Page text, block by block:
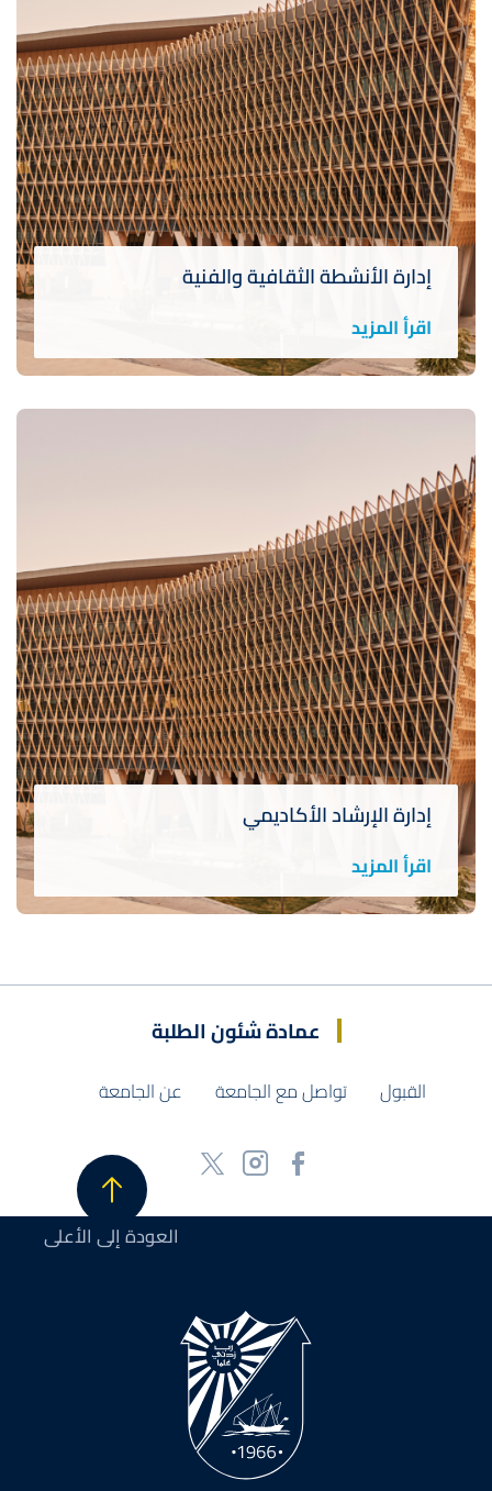
إدارة الأنشطة الثقافية والفنية
اقرأ المزيد
إدارة الإرشاد الأكاديمي
اقرأ المزيد
عمادة شئون الطلبة
القبول تواصل مع الجامعة عن الجامعة
العودة إلى الأعلى